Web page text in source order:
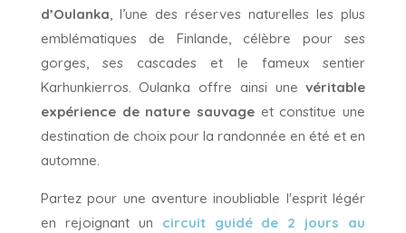
d’Oulanka, l’une des réserves naturelles les plus
emblématiques de Finlande, célèbre pour ses
gorges, ses cascades et le fameux sentier
Karhunkierros. Oulanka offre ainsi unevéritable
expérience de nature sauvage et constitue une
destination de choix pour la randonnée en été et en
automne.
Partez pour une aventure inoubliable l'esprit légér
en rejoignant un circuit guidé de 2 jours au